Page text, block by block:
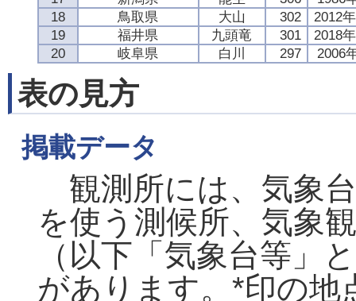
18
鳥取県 大山 302
2012
19
福井県 九頭竜 301
2018
20
岐阜県 白川 297 2006
表の見方
掲載データ
観測所には、気象
を使う測候所、気象
（以下「気象台等」
があります。*印の地